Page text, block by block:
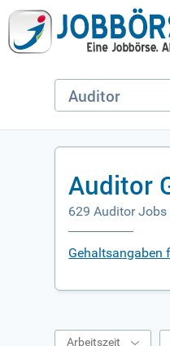
Auditor
629 Auditor
Gehaltsangaben
Arbeitszeit